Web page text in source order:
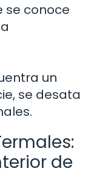
se conoce
un
se desata
de